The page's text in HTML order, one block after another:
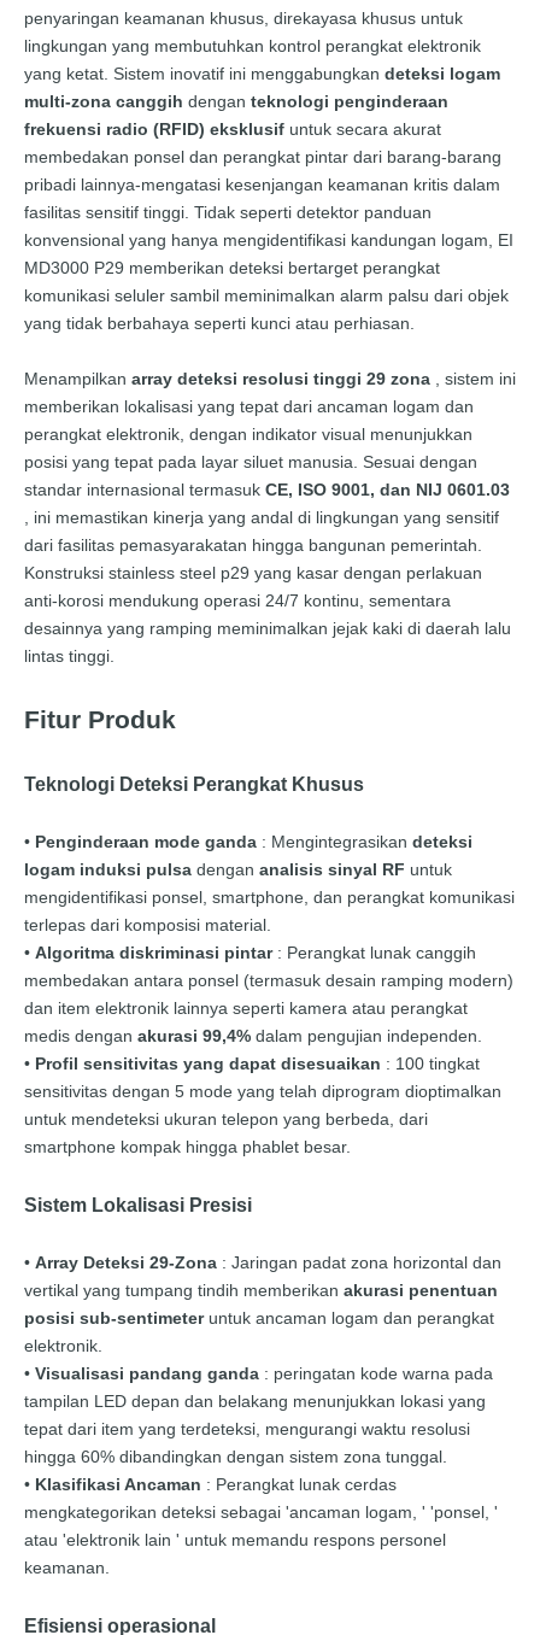
penyaringan keamanan khusus, direkayasa khusus untuk
lingkungan yang membutuhkan kontrol perangkat elektronik
yang ketat. Sistem inovatif ini menggabungkan deteksi logam
multi-zona canggih dengan teknologi penginderaan
frekuensi radio (RFID) eksklusif untuk secara akurat
membedakan ponsel dan perangkat pintar dari barang-barang
pribadi lainnya-mengatasi kesenjangan keamanan kritis dalam
fasilitas sensitif tinggi. Tidak seperti detektor panduan
konvensional yang hanya mengidentifikasi kandungan logam, EI
MD3000 P29 memberikan deteksi bertarget perangkat
komunikasi seluler sambil meminimalkan alarm palsu dari objek
yang tidak berbahaya seperti kunci atau perhiasan.
Menampilkan array deteksi resolusi tinggi 29 zona
, sistem ini
memberikan lokalisasi yang tepat dari ancaman logam dan
perangkat elektronik, dengan indikator visual menunjukkan
posisi yang tepat pada layar siluet manusia. Sesuai dengan
standar internasional termasuk CE, ISO 9001, dan NIJ 0601.03
, ini memastikan kinerja yang andal di lingkungan yang sensitif
dari fasilitas pemasyarakatan hingga bangunan pemerintah.
Konstruksi stainless steel p29 yang kasar dengan perlakuan
anti-korosi mendukung operasi 24/7 kontinu, sementara
desainnya yang ramping meminimalkan jejak kaki di daerah lalu
lintas tinggi.
Fitur Produk
Teknologi Deteksi Perangkat Khusus
• Penginderaan mode ganda : Mengintegrasikan deteksi
logam induksi pulsa dengan analisis sinyal RF untuk
mengidentifikasi ponsel, smartphone, dan perangkat komunikasi
terlepas dari komposisi material.
• Algoritma diskriminasi pintar : Perangkat lunak canggih
membedakan antara ponsel (termasuk desain ramping modern)
dan item elektronik lainnya seperti kamera atau perangkat
medis dengan akurasi 99,4% dalam pengujian independen.
• Profil sensitivitas yang dapat disesuaikan : 100 tingkat
sensitivitas dengan 5 mode yang telah diprogram dioptimalkan
untuk mendeteksi ukuran telepon yang berbeda, dari
smartphone kompak hingga phablet besar.
Sistem Lokalisasi Presisi
• Array Deteksi 29-Zona : Jaringan padat zona horizontal dan
vertikal yang tumpang tindih memberikan akurasi penentuan
posisi sub-sentimeter untuk ancaman logam dan perangkat
elektronik.
• Visualisasi pandang ganda : peringatan kode warna pada
tampilan LED depan dan belakang menunjukkan lokasi yang
tepat dari item yang terdeteksi, mengurangi waktu resolusi
hingga 60% dibandingkan dengan sistem zona tunggal.
• Klasifikasi Ancaman : Perangkat lunak cerdas
mengkategorikan deteksi sebagai 'ancaman logam, ' 'ponsel, '
atau 'elektronik lain ' untuk memandu respons personel
keamanan.
Efisiensi operasional